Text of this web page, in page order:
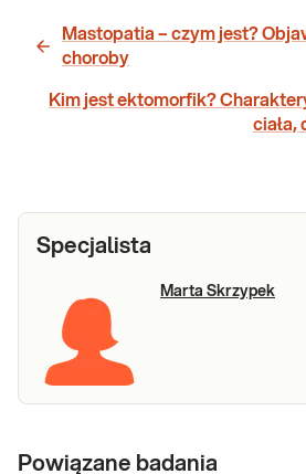
Mastopatia – czym jest?
choroby
Kim jest ektomorfik?
ciała,
Specjalista
Marta Skrzypek
Powiązane badania